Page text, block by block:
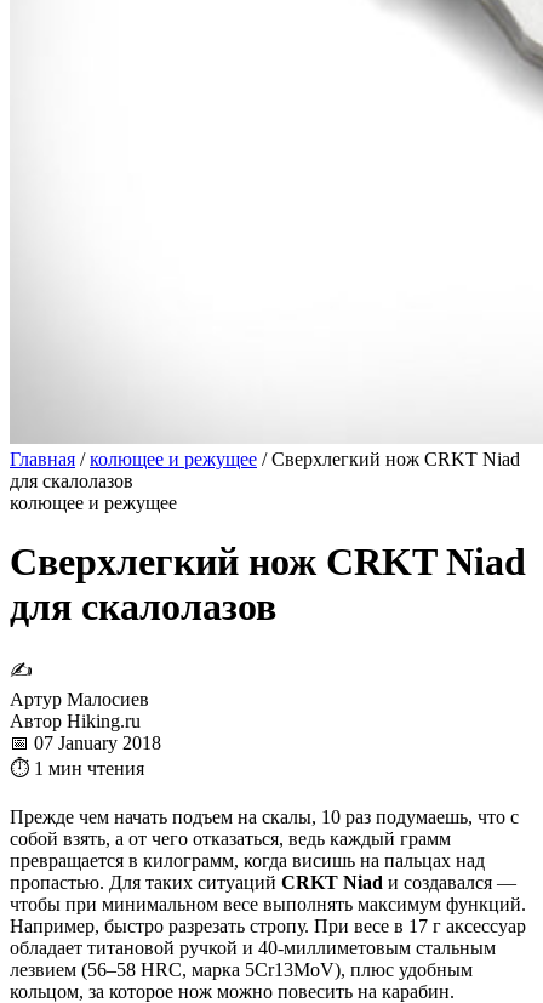
Главная / колющее и режущее / Сверхлегкий нож CRKT Niad
для скалолазов
колющее и режущее
Сверхлегкий нож CRKT Niad
для скалолазов
✍
Артур Малосиев
Автор Hiking.ru
📅 07 January 2018
⏱ 1 мин чтения
Прежде чем начать подъем на скалы, 10 раз подумаешь, что с
собой взять, а от чего отказаться, ведь каждый грамм
превращается в килограмм, когда висишь на пальцах над
пропастью. Для таких ситуаций CRKT Niad и создавался —
чтобы при минимальном весе выполнять максимум функций.
Например, быстро разрезать стропу. При весе в 17 г аксессуар
обладает титановой ручкой и 40-миллиметовым стальным
лезвием (56–58 HRC, марка 5Cr13MoV), плюс удобным
кольцом, за которое нож можно повесить на карабин.